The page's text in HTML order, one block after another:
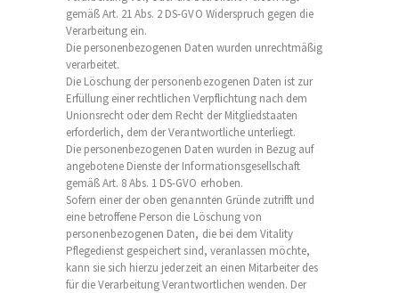
gemäß Art. 21 Abs. 2 DS-GVO Widerspruch gegen die
Verarbeitung ein.
Die personenbezogenen Daten wurden unrechtmäßig
verarbeitet.
Die Löschung der personenbezogenen Daten ist zur
Erfüllung einer rechtlichen Verpflichtung nach dem
Unionsrecht oder dem Recht der Mitgliedstaaten
erforderlich, dem der Verantwortliche unterliegt.
Die personenbezogenen Daten wurden in Bezug auf
angebotene Dienste der Informationsgesellschaft
gemäß Art. 8 Abs. 1 DS-GVO erhoben.
Sofern einer der oben genannten Gründe zutrifft und
eine betroffene Person die Löschung von
personenbezogenen Daten, die bei dem Vitality
Pflegedienst gespeichert sind, veranlassen möchte,
kann sie sich hierzu jederzeit an einen Mitarbeiter des
für die Verarbeitung Verantwortlichen wenden. Der